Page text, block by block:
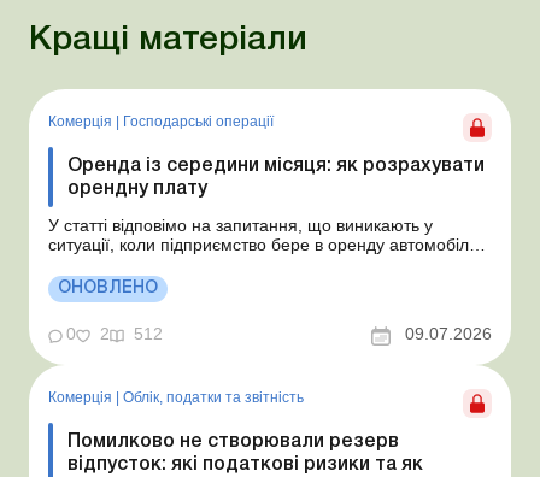
Кращі матеріали
Комерція Господарські операції
Оренда із середини місяця: як розрахувати
орендну плату
У статті відповімо на запитання, що виникають у
ситуації, коли підприємство бере в оренду автомобіль у
місяця. Підприємство орендує у фізособи автомобіль з
15.07.2026. Згідно з умовами договору орендна плата
становить 4 000 грн на місяць. Виникла...
ОНОВЛЕНО
0 2 512 09.07.2026
Комерція | Облік, податки та звiтнiсть
Помилково не створювали резерв
відпусток: які податкові ризики та як